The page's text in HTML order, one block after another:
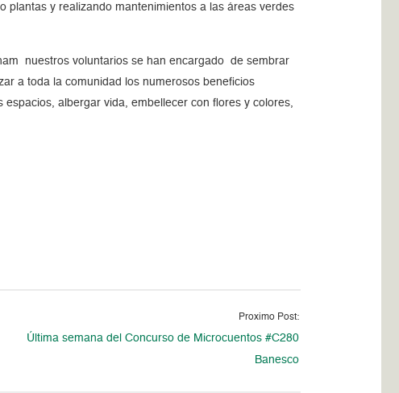
plantas y realizando mantenimientos a las áreas verdes
nuestros voluntarios se han encargado de sembrar
a toda la comunidad los numerosos beneficios
albergar vida, embellecer con flores y colores,
Proximo Post:
Última semana del Concurso de Microcuentos #C280
Banesco